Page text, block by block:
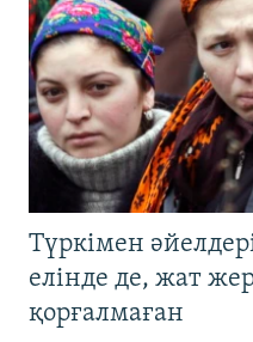
Түркімен
елінде де, жат
қорғалмаған